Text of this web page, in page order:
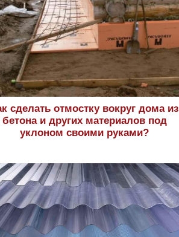
сделать отмостку вокруг дома из
бетона и других материалов под
уклоном своими руками?